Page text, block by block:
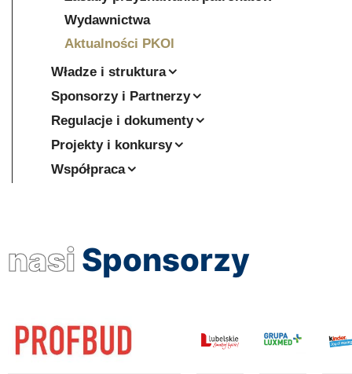
Wydawnictwa
Aktualności PKOl
Władze i struktura
Sponsorzy i Partnerzy
Regulacje i dokumenty
Projekty i konkursy
Współpraca
nasi Sponsorzy